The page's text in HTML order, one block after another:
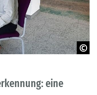
eine